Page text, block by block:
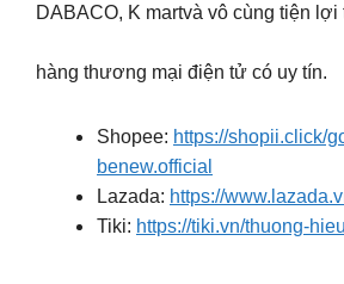
DABACO, K martvà vô cùng tiện lợi
hàng thương mại điện tử có uy tín.
Shopee: https://shopii.click/
benew.official
Lazada: https://
Tiki: https://tiki.vn/thuong-